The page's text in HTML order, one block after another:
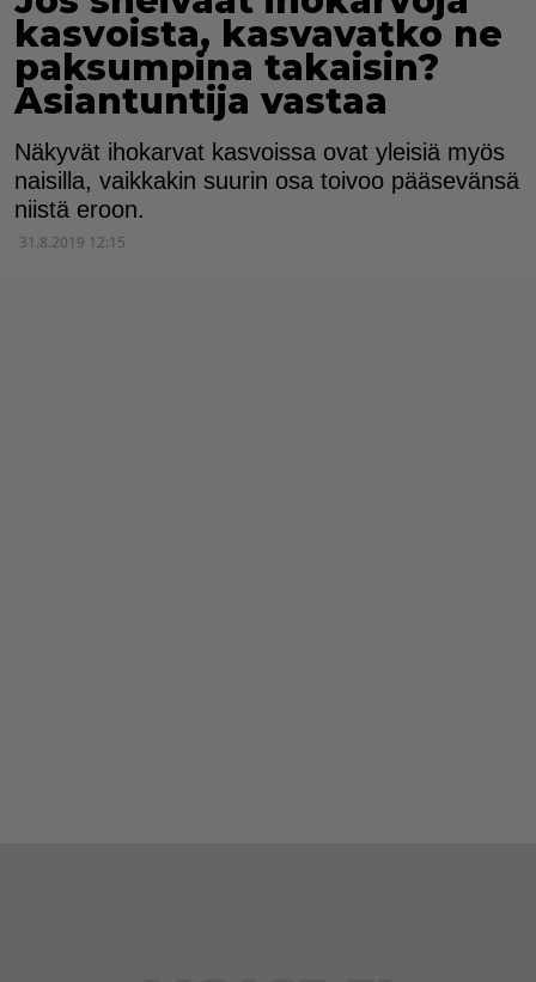
kasvoista, kasvavatko ne
paksumpina takaisin?
Asiantuntija vastaa
Näkyvät ihokarvat kasvoissa ovat yleisiä myös
naisilla, vaikkakin suurin osa toivoo pääsevänsä
niistä eroon.
31.8.2019 12:15